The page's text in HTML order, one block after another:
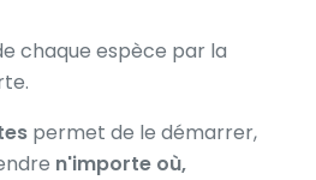
chaque espèce par la
permet de le démarrer,
n'importe où,